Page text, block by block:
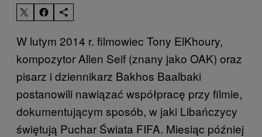
W lutym 2014 r. filmowiec Tony ElKhoury,
kompozytor Allen Seif (znany jako OAK) oraz
pisarz i dziennikarz Bakhos Baalbaki
postanowili nawiązać współpracę przy filmie,
dokumentującym sposób, w jaki Libańczycy
świętują Puchar Świata FIFA. Miesiąc później